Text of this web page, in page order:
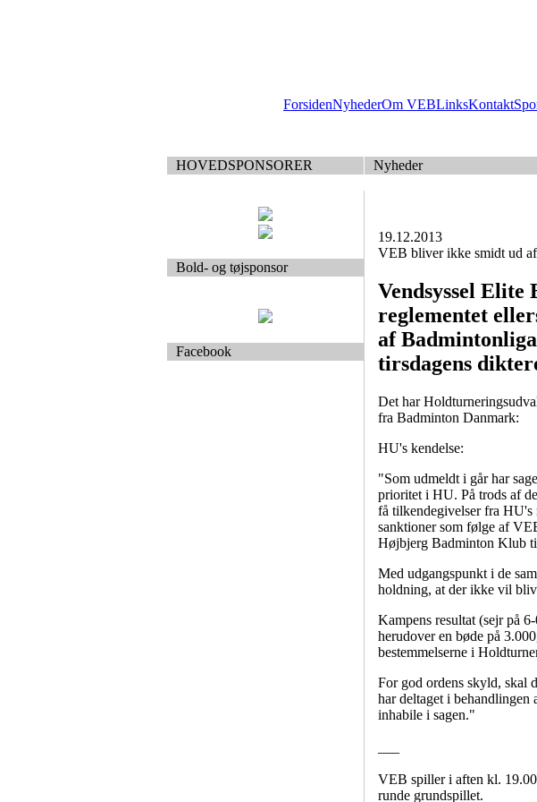
ForsidenNyhederOm VEBLinksKontakt
HOVEDSPONSORER Nyheder
Bold- og tøjsponsor
Facebook
19.12.2013
VEB bliver ikke smidt ud
Vendsyssel
reglementet
af
tirsdagens
Det har
fra Badminton Danmark:
HU's kendelse:
"Som udmeldt i går har
prioritet i HU. På trods af
få tilkendegivelser fra HU's
sanktioner som følge af
Højbjerg Badminton Klub
Med udgangspunkt i de
holdning, at der ikke vil
Kampens resultat (sejr på
herudover en bøde på
bestemmelserne i
For god ordens skyld, skal
har deltaget i behandlingen
inhabile i sagen."
VEB spiller i aften kl.
runde grundspillet.